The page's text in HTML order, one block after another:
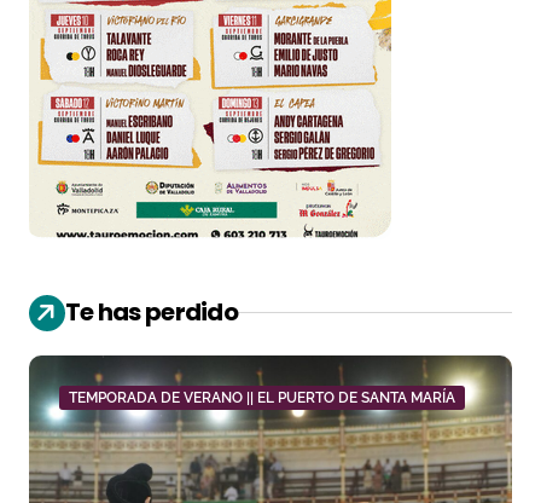
Te has perdido
TEMPORADA DE VERANO || EL PUERTO DE SANTA MARÍA